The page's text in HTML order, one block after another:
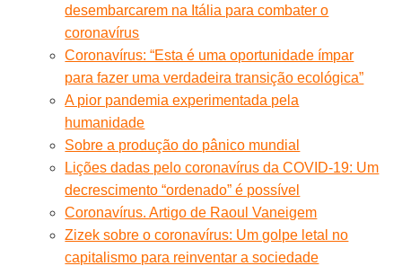
desembarcarem na Itália para combater o
coronavírus
Coronavírus: “Esta é uma oportunidade ímpar
para fazer uma verdadeira transição ecológica”
A pior pandemia experimentada pela
humanidade
Sobre a produção do pânico mundial
Lições dadas pelo coronavírus da COVID-19: Um
decrescimento “ordenado” é possível
Coronavírus. Artigo de Raoul Vaneigem
Zizek sobre o coronavírus: Um golpe letal no
capitalismo para reinventar a sociedade